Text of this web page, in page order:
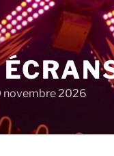
novembre 2026